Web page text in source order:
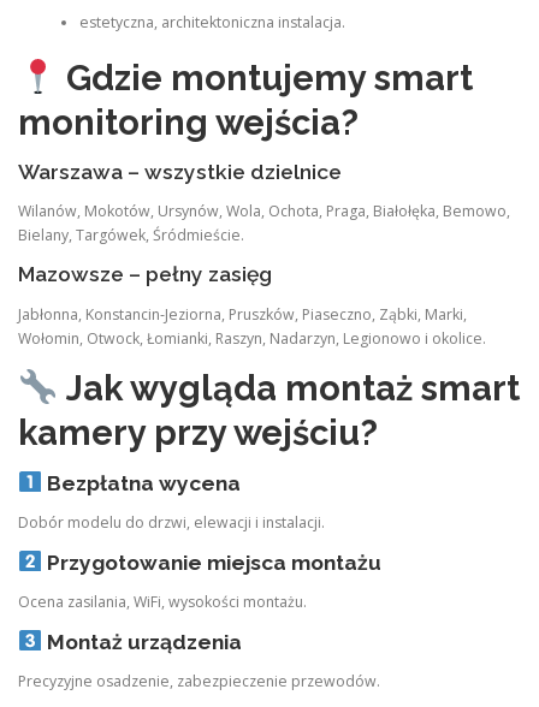
estetyczna, architektoniczna instalacja.
Gdzie montujemy smart
monitoring wejścia?
Warszawa – wszystkie dzielnice
Wilanów, Mokotów, Ursynów, Wola, Ochota, Praga, Białołęka, Bemowo,
Bielany, Targówek, Śródmieście.
Mazowsze – pełny zasięg
Jabłonna, Konstancin‑Jeziorna, Pruszków, Piaseczno, Ząbki, Marki,
Wołomin, Otwock, Łomianki, Raszyn, Nadarzyn, Legionowo i okolice.
Jak wygląda montaż smart
kamery przy wejściu?
Bezpłatna wycena
Dobór modelu do drzwi, elewacji i instalacji.
Przygotowanie miejsca montażu
Ocena zasilania, WiFi, wysokości montażu.
Montaż urządzenia
Precyzyjne osadzenie, zabezpieczenie przewodów.